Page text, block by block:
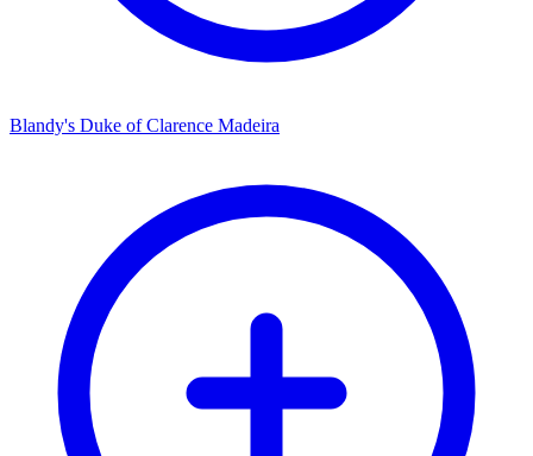
Blandy's Duke of Clarence Madeira